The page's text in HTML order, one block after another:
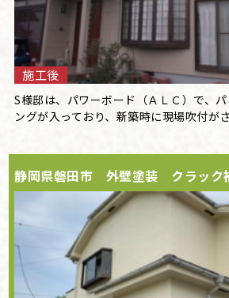
施工後
S様邸は、パワーボード（ＡＬＣ）で、
ングが入っており、新築時に現場吹付が
静岡県磐田市 外壁塗装 クラック